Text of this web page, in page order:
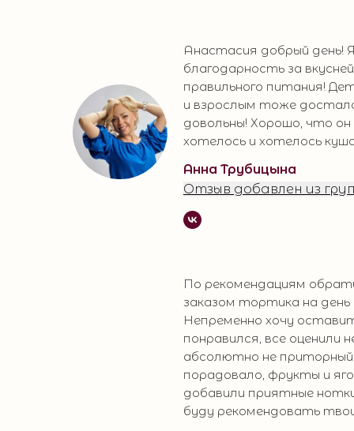
Анастасия добрый день!
благодарность за
правильного питания!
и взрослым тоже
довольны! Хорошо, что он
хотелось и хотелось
Анна Трубицына
Отзыв добавлен из
По рекомендациям
заказом тортика на
Непременно хочу
понравился, все оценили
абсолютно не
порадовало, фрукты и
добавили приятные
буду рекомендовать